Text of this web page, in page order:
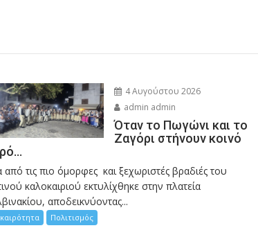
4 Αυγούστου 2026
admin admin
Όταν το Πωγώνι και το
Ζαγόρι στήνουν κοινό
από τις πιο όμορφες και ξεχωριστές βραδιές του
καλοκαιριού εκτυλίχθηκε στην πλατεία
αποδεικνύοντας...
Πολιτισμός